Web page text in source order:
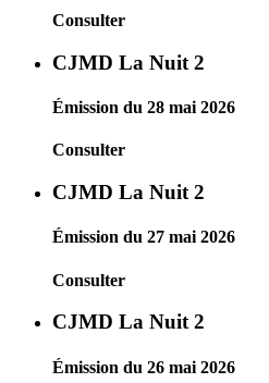
Consulter
CJMD La Nuit 2
Émission du 28 mai 2026
Consulter
CJMD La Nuit 2
Émission du 27 mai 2026
Consulter
CJMD La Nuit 2
Émission du 26 mai 2026